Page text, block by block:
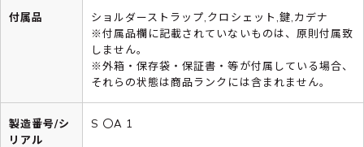
付属品
ショルダーストラップ,クロシェット,鍵,カデナ
※付属品欄に記載されていないものは、原則付属致
しません。
※外箱・保存袋・保証書・等が付属している場合、
それらの状態は商品ランクには含まれません。
製造番号/シ
リアル
S 〇A 1